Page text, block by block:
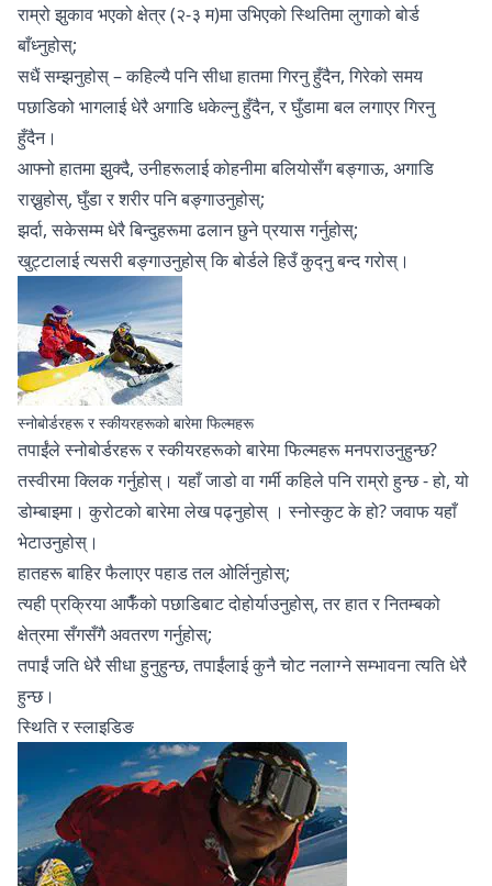
राम्रो झुकाव भएको क्षेत्र (२-३ म)मा उभिएको स्थितिमा लुगाको बोर्ड
बाँध्नुहोस्;
सधैं सम्झनुहोस् – कहिल्यै पनि सीधा हातमा गिरनु हुँदैन, गिरेको समय
पछाडिको भागलाई धेरै अगाडि धकेल्नु हुँदैन, र घुँडामा बल लगाएर गिरनु
हुँदैन।
आफ्नो हातमा झुक्दै, उनीहरूलाई कोहनीमा बलियोसँग बङ्गाऊ, अगाडि
राख्नुहोस्, घुँडा र शरीर पनि बङ्गाउनुहोस्;
झर्दा, सकेसम्म धेरै बिन्दुहरूमा ढलान छुने प्रयास गर्नुहोस्;
खुट्टालाई त्यसरी बङ्गाउनुहोस् कि बोर्डले हिउँ कुद्नु बन्द गरोस्।
स्नोबोर्डरहरू र स्कीयरहरूको बारेमा फिल्महरू
तपाईंलेस्नोबोर्डरहरू र स्कीयरहरूको बारेमा फिल्महरूमनपराउनुहुन्छ?
तस्वीरमा क्लिक गर्नुहोस्। यहाँ जाडो वा गर्मी कहिले पनि राम्रो हुन्छ - हो, यो
डोम्बाइमा।कुरोटको बारेमा लेख पढ्नुहोस् । स्नोस्कुट के हो? जवाफयहाँ
भेटाउनुहोस्।
हातहरू बाहिर फैलाएर पहाड तल ओर्लिनुहोस्;
त्यही प्रक्रिया आफैँको पछाडिबाट दोहोर्याउनुहोस्, तर हात र नितम्बको
क्षेत्रमा सँगसँगै अवतरण गर्नुहोस्;
तपाईं जति धेरै सीधा हुनुहुन्छ, तपाईंलाई कुनै चोट नलाग्ने सम्भावना त्यति धेरै
हुन्छ।
स्थिति र स्लाइडिङ